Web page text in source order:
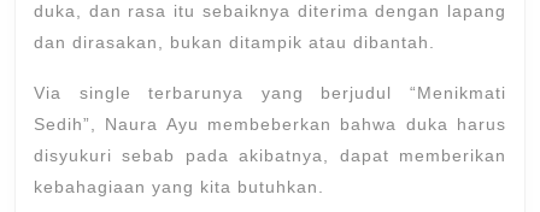
duka, dan rasa itu sebaiknya diterima dengan lapang
dan dirasakan, bukan ditampik atau dibantah.
Via single terbarunya yang berjudul “Menikmati
Sedih”, Naura Ayu membeberkan bahwa duka harus
disyukuri sebab pada akibatnya, dapat memberikan
kebahagiaan yang kita butuhkan.